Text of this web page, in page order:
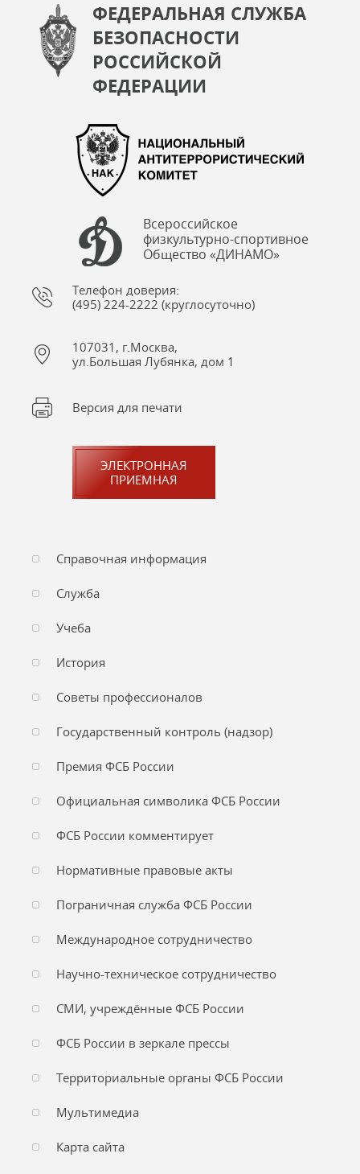
ФЕДЕРАЛЬНАЯ СЛУЖБА
БЕЗОПАСНОСТИ
РОССИЙСКОЙ
ФЕДЕРАЦИИ
Всероссийское
физкультурно-спортивное
Общество «ДИНАМО»
Телефон доверия:
(495) 224-2222 (круглосуточно)
107031, г.Москва,
ул.Большая Лубянка, дом 1
Версия для печати
ЭЛЕКТРОННАЯ
ПРИЕМНАЯ
Справочная информация
Служба
Учеба
История
Советы профессионалов
Государственный контроль (надзор)
Премия ФСБ России
Официальная символика ФСБ России
ФСБ России комментирует
Нормативные правовые акты
Пограничная служба ФСБ России
Международное сотрудничество
Научно-техническое сотрудничество
СМИ, учреждённые ФСБ России
ФСБ России в зеркале прессы
Территориальные органы ФСБ России
Мультимедиа
Карта сайта